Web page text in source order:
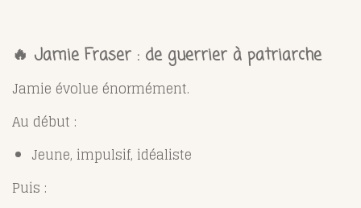
🔥 Jamie Fraser : de guerrier à patriarche
Jamie évolue énormément.
Au début :
Jeune, impulsif, idéaliste
Puis :